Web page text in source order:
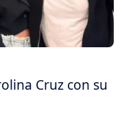
Cruz con su